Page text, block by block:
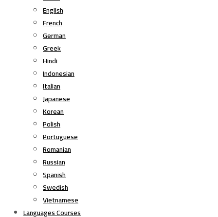
English
French
German
Greek
Hindi
Indonesian
Italian
Japanese
Korean
Polish
Portuguese
Romanian
Russian
Spanish
Swedish
Vietnamese
Languages Courses